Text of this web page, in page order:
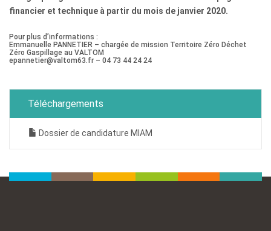
financier et technique à partir du mois de janvier 2020.
Pour plus d’informations :
Emmanuelle PANNETIER – chargée de mission Territoire Zéro Déchet
Zéro Gaspillage au VALTOM
epannetier@valtom63.fr – 04 73 44 24 24
Téléchargements
Dossier de candidature MIAM